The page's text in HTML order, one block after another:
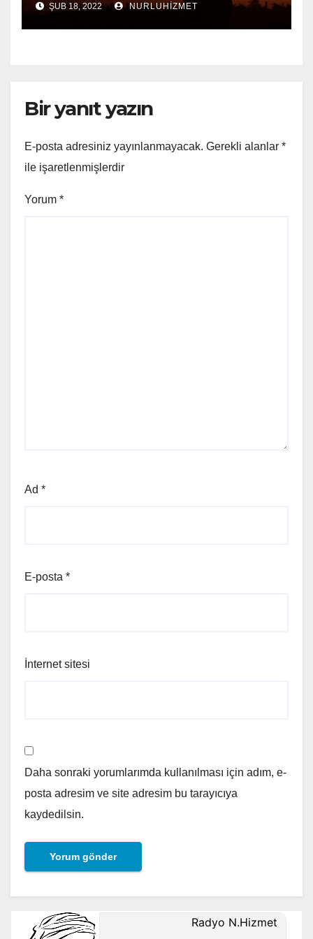
ŞUB 18, 2022 NURLUHIZMET
Bir yanıt yazın
E-posta adresiniz yayınlanmayacak. Gerekli alanlar *
ile işaretlenmişlerdir
Yorum *
Ad *
E-posta *
İnternet sitesi
Daha sonraki yorumlarımda kullanılması için adım, e-
posta adresim ve site adresim bu tarayıcıya
kaydedilsin.